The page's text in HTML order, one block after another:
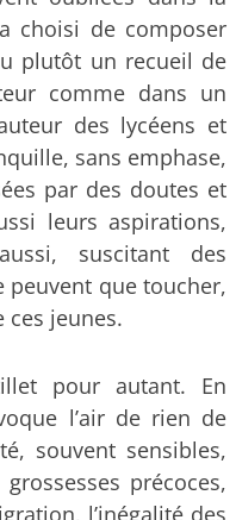
a choisi de composer
plutôt un recueil de
comme dans un
des lycéens et
sans emphase,
par des doutes et
leurs aspirations,
suscitant des
que toucher,
ces jeunes.
pour autant. En
l’air de rien de
souvent sensibles,
précoces,
l’inégalité des